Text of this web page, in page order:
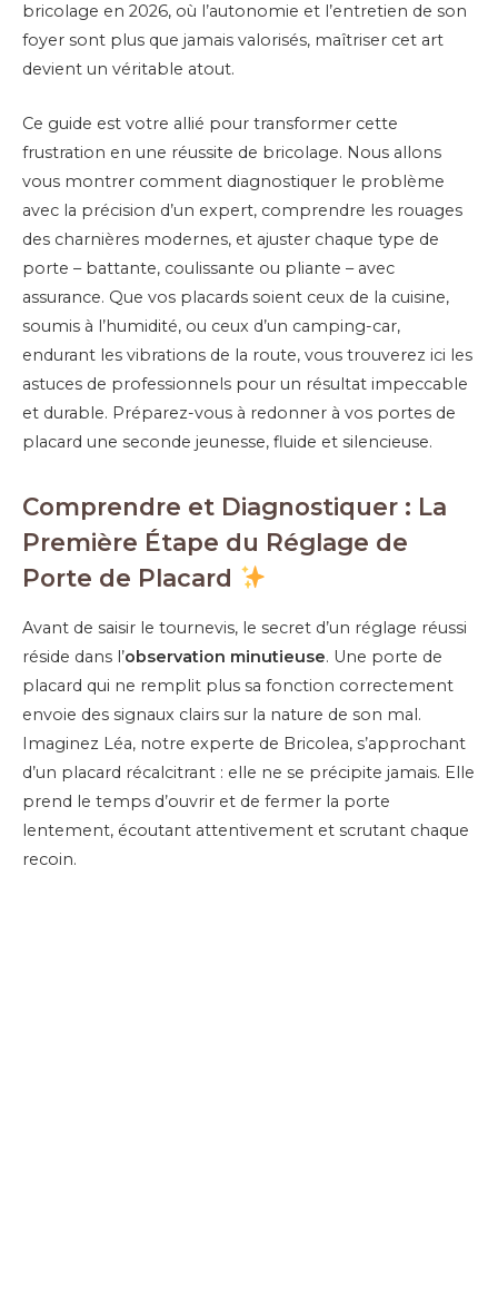
bricolage en 2026, où l’autonomie et l’entretien de son
foyer sont plus que jamais valorisés, maîtriser cet art
devient un véritable atout.
Ce guide est votre allié pour transformer cette
frustration en une réussite de bricolage. Nous allons
vous montrer comment diagnostiquer le problème
avec la précision d’un expert, comprendre les rouages
des charnières modernes, et ajuster chaque type de
porte – battante, coulissante ou pliante – avec
assurance. Que vos placards soient ceux de la cuisine,
soumis à l’humidité, ou ceux d’un camping-car,
endurant les vibrations de la route, vous trouverez ici les
astuces de professionnels pour un résultat impeccable
et durable. Préparez-vous à redonner à vos portes de
placard une seconde jeunesse, fluide et silencieuse.
Comprendre et Diagnostiquer : La
Première Étape du Réglage de
Porte de Placard
Avant de saisir le tournevis, le secret d’un réglage réussi
réside dans l’observation minutieuse. Une porte de
placard qui ne remplit plus sa fonction correctement
envoie des signaux clairs sur la nature de son mal.
Imaginez Léa, notre experte de Bricolea, s’approchant
d’un placard récalcitrant : elle ne se précipite jamais. Elle
prend le temps d’ouvrir et de fermer la porte
lentement, écoutant attentivement et scrutant chaque
recoin.